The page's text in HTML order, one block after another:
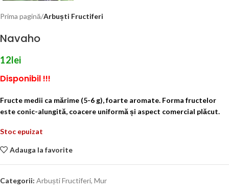
Prima pagină Arbuști Fructiferi
Navaho
12lei
Disponibil !!!
Fructe medii ca mărime (5-6 g), foarte aromate. Forma fructelor
este conic-alungită, coacere uniformă și aspect comercial plăcut.
Stoc epuizat
Adauga la favorite
Categorii: Arbuști Fructiferi, Mur